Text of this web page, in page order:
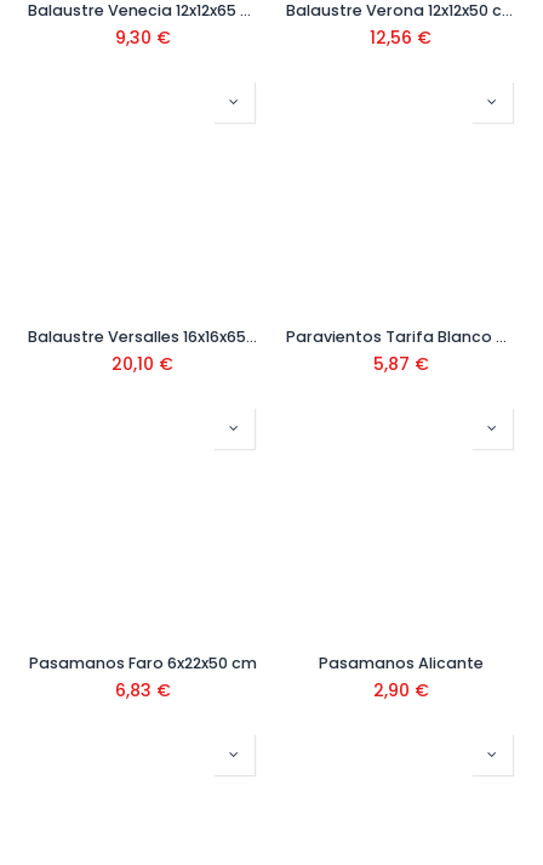
Balaustre Venecia 12x12x65 cm
9,30 €
Balaustre Verona 12x12x50 cm
12,56 €
Balaustre Versalles 16x16x65 cm
20,10 €
Paravientos Tarifa Blanco 6x15x70 cm
5,87 €
Pasamanos Faro 6x22x50 cm
6,83 €
Pasamanos Alicante
2,90 €